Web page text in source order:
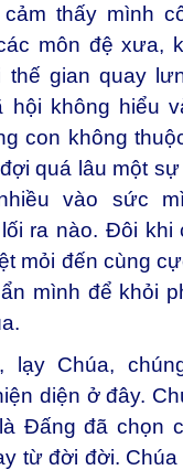
cảm thấy mình
môn đệ xưa,
thế gian quay
hội không hiểu
con không
quá lâu một
vào sức
ra nào. Đôi khi
mỏi đến cùng
mình để khỏi
lạy Chúa,
diện ở đây.
Đấng đã chọn
từ đời đời.